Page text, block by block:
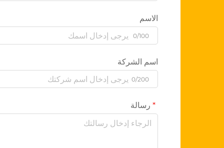
الاسم
0/100
اسم الشركة
0/200
رسالة